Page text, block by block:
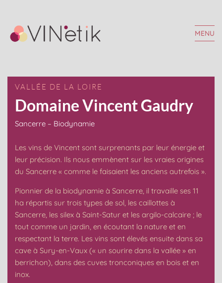
MENU
VALLÉE DE LA LOIRE
Domaine Vincent Gaudry
Sancerre – Biodynamie
Les vins de Vincent sont surprenants par leur énergie et
leur précision. Ils nous emmènent sur les vraies origines
du Sancerre « comme le faisaient les anciens autrefois ».
Pionnier de la biodynamie à Sancerre, il travaille ses 11
ha répartis sur trois types de sol, les caillottes à
Sancerre, les silex à Saint-Satur et les argilo-calcaire ; le
tout comme un jardin, en écoutant la nature et en
respectant la terre. Les vins sont élevés ensuite dans sa
cave à Sury-en-Vaux (« un sourire dans la vallée » en
berrichon), dans des cuves tronconiques en bois et en
inox.